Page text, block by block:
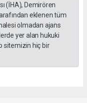
(İHA), Demirören
eklenen tüm
olmadan ajans
yer alan hukuki
sitemizin hiç bir